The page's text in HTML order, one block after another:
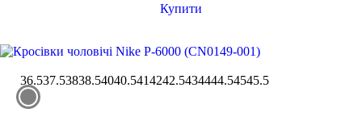
Купити
36.537.53838.54040.5414242.5434444.54545.5